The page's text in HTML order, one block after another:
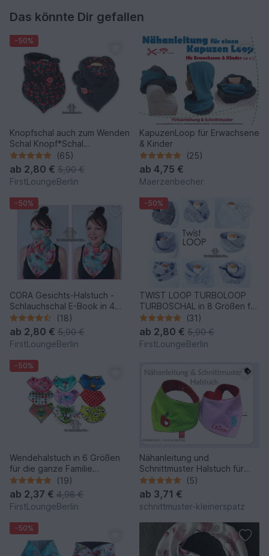
Das könnte Dir gefallen
-50%
Knopfschal auch zum Wenden
Schal Knopf*Schal
Wickelschal Sommer Winter
(65)
ab 2,80 € 5,90 €
FirstLoungeBerlin
KapuzenLoop für Erwachsene
& Kinder
(25)
ab 4,75 €
Maerzenbecher
-50%
CORA Gesichts-Halstuch -
Schlauchschal E-Book in 4
Größen für die Familie
Schnittmuster & Nähanleitung
- DIY Design von
firstloungeberlin
(18)
ab 2,80 € 5,90 €
FirstLoungeBerlin
-50%
TWIST LOOP TURBOLOOP
TURBOSCHAL in 8 Größen für
die ganze Familie
Schnittmuster & Nähanleitung
- DIY Design von
firstloungeberlin
(31)
ab 2,80 € 5,90 €
FirstLoungeBerlin
-50%
Wendehalstuch in 6 Größen
für die ganze Familie
Schnittmuster & Nähanleitung
- DIY Design von
firstloungeberlin
(19)
ab 2,37 € 4,98 €
FirstLoungeBerlin
Nähanleitung und
Schnittmuster Halstuch für
Babys und Kinder (0 - ca. 4-5
Jahre)
(5)
ab 3,71 €
schnittmuster-kleinerspatz
-50%